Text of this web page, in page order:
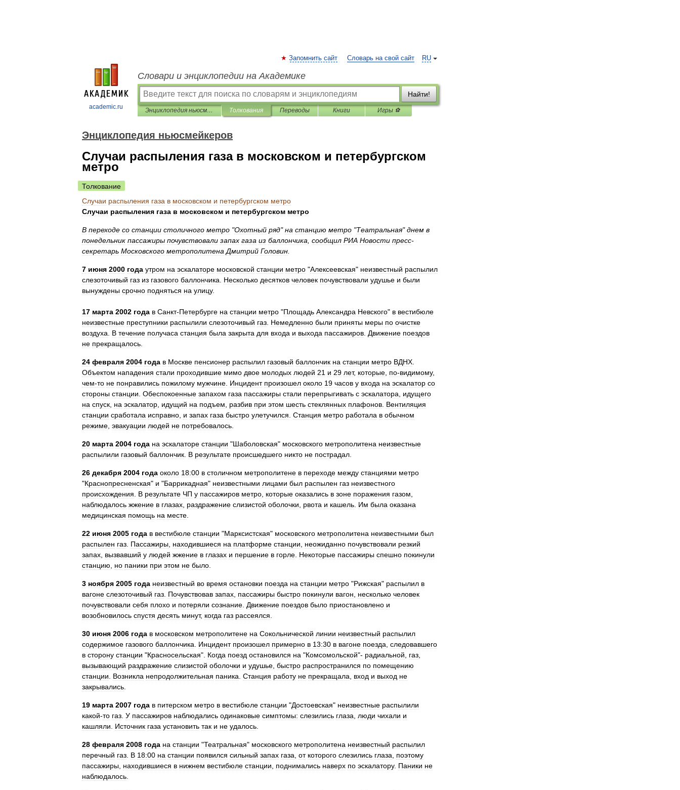
academic.ru
RU
Запомнить сайт Словарь на свой сайт
Словари и энциклопедии на Академике
Найти!
Энциклопедия ньюсмейкеров Толкования Переводы Книги Игры ⚽
Энциклопедия ньюсмейкеров
Случаи распыления газа в московском и петербургском
метро
Толкование
Случаи распыления газа в московском и петербургском метро
Случаи распыления газа в московском и петербургском метро
В переходе со станции столичного метро "Охотный ряд"на станцию метро "Театральная"днем в
понедельник пассажиры почувствовали запах газа из баллончика сообщил РИА Новости пресс-
секретарь Московского метрополитена Дмитрий Головин
7 июня 2000 года утром на эскалаторе московской станции метро "Алексеевская" неизвестный распылил
слезоточивый газ из газового баллончика Несколько десятков человек почувствовали удушье и были
вынуждены срочно подняться на улицу.
17 марта 2002 года в Санкт‑Петербурге на станции метро "Площадь Александра Невского" в вестибюле
неизвестные преступники распылили слезоточивый газ Немедленно были приняты меры по очистке
воздуха
В течение получаса станция была закрыта для входа и выхода пассажиров Движение поездов
не прекращалось
24 февраля 2004 года в Москве пенсионер распылил газовый баллончик на станции метро ВДНХ
Объектом нападения стали проходившие мимо двое молодых людей 21 и 29 лет, которые по‑видимому,
чем‑то не понравились пожилому мужчине Инцидент произошел около 19 часов у входа на эскалатор со
стороны станции Обеспокоенные запахом газа пассажиры стали перепрыгивать с эскалатора
идущего
на спуск на эскалатор идущий на подъем разбив при этом шесть стеклянных плафонов Вентиляция
станции сработала исправно и запах газа быстро улетучился Станция метро работала в обычном
режиме эвакуации людей не потребовалось
20 марта 2004 года на эскалаторе станции "Шаболовская" московского метрополитена неизвестные
распылили газовый баллончик В результате происшедшего никто не пострадал
26 декабря 2004 года около 18:00 в столичном метрополитене в переходе между станциями метро
"Краснопресненская" и "Баррикадная" неизвестными лицами был распылен газ неизвестного
происхождения
В результате ЧП у пассажиров метро которые оказались в зоне поражения газом
наблюдалось жжение в глазах раздражение слизистой оболочки рвота и кашель Им была оказана
медицинская помощь на месте
22 июня 2005 года в вестибюле станции "Марксистская" московского метрополитена неизвестными был
распылен газ Пассажиры находившиеся на платформе станции неожиданно почувствовали резкий
запах вызвавший у людей жжение в глазах и першение в горле Некоторые пассажиры спешно покинули
станцию
но паники при этом не было
3 ноября 2005 года неизвестный во время остановки поезда на станции метро "Рижская" распылил в
вагоне слезоточивый газ Почувствовав запах пассажиры быстро покинули вагон несколько человек
почувствовали себя плохо и потеряли сознание Движение поездов было приостановлено и
возобновилось спустя десять минут, когда газ рассеялся
30 июня 2006 года в московском метрополитене на Сокольнической линии неизвестный распылил
содержимое газового баллончика Инцидент произошел примерно в 13:30 в вагоне поезда следовавшего
в сторону станции "Красносельская". Когда поезд остановился на "Комсомольской"‑ радиальной газ
вызывающий раздражение слизистой оболочки и удушье быстро распространился по помещению
станции
Возникла непродолжительная паника Станция работу не прекращала вход и выход не
закрывались
19 марта 2007 года в питерском метро в вестибюле станции "Достоевская" неизвестные распылили
какой-то газ У пассажиров наблюдались одинаковые симптомы: слезились глаза люди чихали и
кашляли
Источник газа установить так и не удалось
28 февраля 2008 года на станции "Театральная" московского метрополитена неизвестный распылил
перечный газ В 18:00 на станции появился сильный запах газа от которого слезились глаза
поэтому
пассажиры находившиеся в нижнем вестибюле станции поднимались наверх по эскалатору. Паники не
наблюдалось